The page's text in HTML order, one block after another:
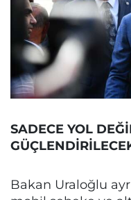
SADECE YOL
Bakan Uraloğlu